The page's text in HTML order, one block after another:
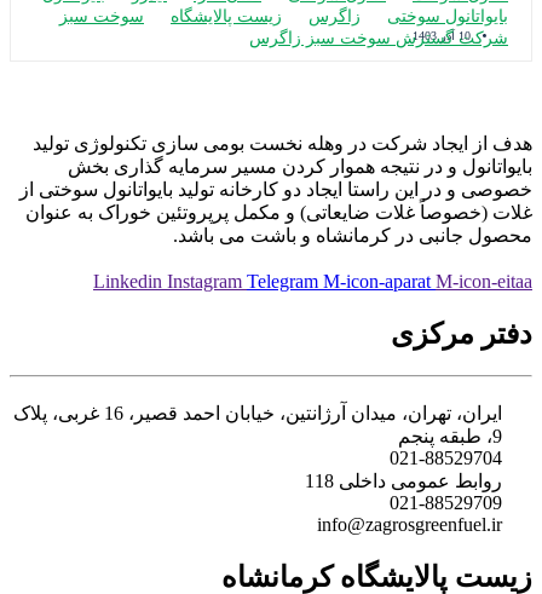
10 آذر 1403
بایواتانول سوختی
زاگرس زیست پالایشگاه
سوخت سبز
شرکت گسترش سوخت سبز زاگرس
از ایجاد شرکت در وهله نخست بومی سازی تکنولوژی تولید
و در نتیجه هموار کردن مسیر سرمایه گذاری بخش
و در این راستا ایجاد دو کارخانه تولید بایواتانول سوختی از
(خصوصاً غلات ضایعاتی) و مکمل پرپروتئین خوراک به عنوان
جانبی در کرمانشاه و باشت می باشد.
Linkedin Instagram Telegram M-icon-aparat M-icon-
مرکزی
ایران، تهران، میدان آرژانتین، خیابان احمد قصیر، 16 غربی، پلاک
021-88529704
روابط عمومی داخلی 118
021-88529709
info@zagrosgreenfuel.ir​
پالایشگاه کرمانشاه